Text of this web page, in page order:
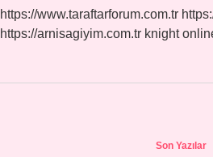
https://www.taraftarforum.com.tr
https://arnisagiyim.com.tr knight
Son Yazılar